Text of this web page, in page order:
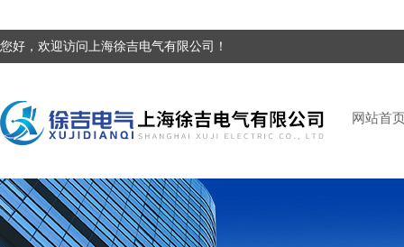
您好，欢迎访问上海徐吉电气有限公司！
网站首